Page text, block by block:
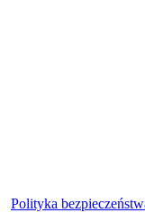
Polityka